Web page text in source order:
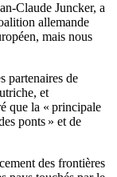
Claude Juncker, a
allemande
mais nous
partenaires de
et
que la « principale
ponts » et de
des frontières